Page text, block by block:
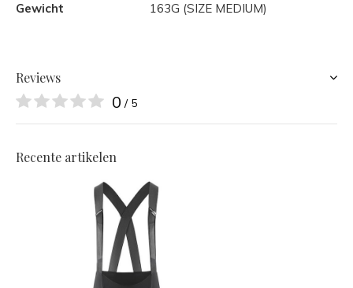
Gewicht
163G (SIZE MEDIUM)
Reviews
0 / 5
Recente artikelen